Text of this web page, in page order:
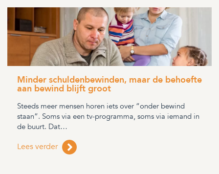
Minder schuldenbewinden, maar de behoefte
aan bewind blijft groot
Steeds meer mensen horen iets over “onder bewind
staan”. Soms via een tv-programma, soms via iemand in
de buurt. Dat…
Lees verder